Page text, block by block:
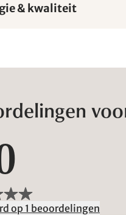
& kwaliteit
op 1 beoordelingen